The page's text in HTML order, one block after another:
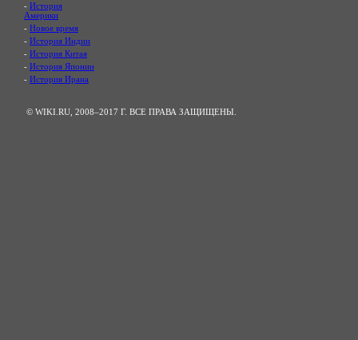
- История
Америки
- Новое время
- История Индии
- История Китая
- История Японии
- История Ирана
© WIKI.RU, 2008–2017 Г. ВСЕ ПРАВА ЗАЩИЩЕНЫ.